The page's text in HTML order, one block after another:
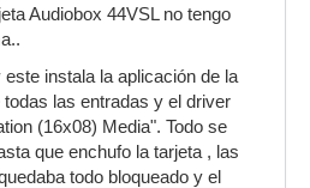
Audiobox 44VSL no tengo
instala la aplicación de la
las entradas y el driver
(16x08) Media". Todo se
que enchufo la tarjeta , las
todo bloqueado y el